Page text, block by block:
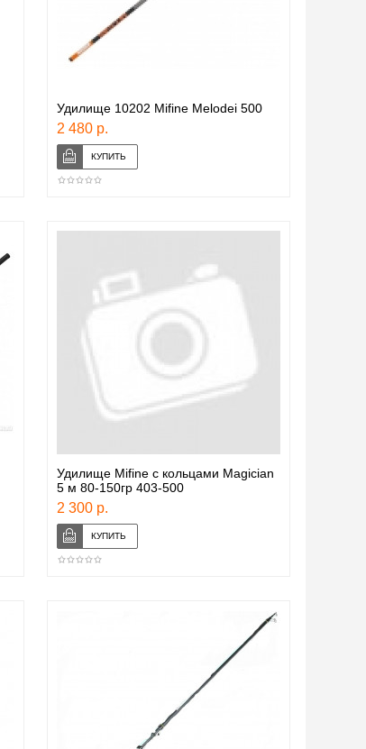
Удилище 10202 Mifine Melodei 500
2 480 р.
Удилище Mifine с кольцами Magician
5 м 80-150гр 403-500
2 300 р.